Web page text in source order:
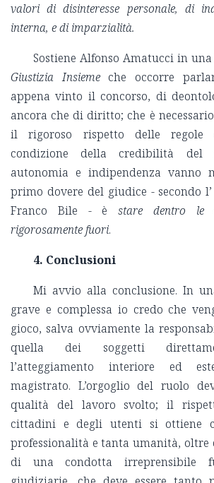
valori di disinteresse personale, di
interna, e di imparzialità.
Sostiene Alfonso Amatucci in
Giustizia Insiemeche occorre
appena vinto il concorso, di
ancora che di diritto; che è
il rigoroso rispetto delle regole
condizione della credibilità del
autonomia e indipendenza vanno
primo dovere del giudice - secondo
Franco Bile - è stare dentro le
rigorosamente fuori.
4. Conclusioni
Mi avvio alla conclusione. In
grave e complessa io credo che
gioco, salva ovviamente la
quella dei soggetti
l’atteggiamento interiore ed
magistrato. L’orgoglio del ruolo
qualità del lavoro svolto; il
cittadini e degli utenti si ottiene
professionalità e tanta umanità, oltre
di una condotta irreprensibile